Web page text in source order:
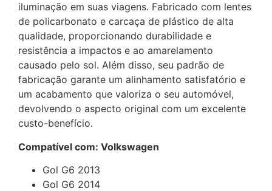
iluminação em suas viagens. Fabricado com lentes
de policarbonato e carcaça de plástico de alta
qualidade, proporcionando durabilidade e
resistência a impactos e ao amarelamento
causado pelo sol. Além disso, seu padrão de
fabricação garante um alinhamento satisfatório e
um acabamento que valoriza o seu automóvel,
devolvendo o aspecto original com um excelente
custo-benefício.
Compatível com: Volkswagen
Gol G6 2013
Gol G6 2014